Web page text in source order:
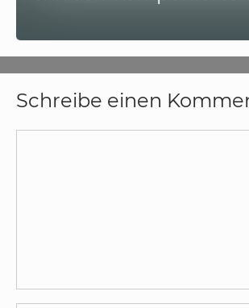
Schreibe einen